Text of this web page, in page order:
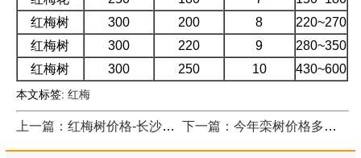
红梅树
300 200 8
220~270
红梅树
300 220 9
280~350
红梅树
300 250 10 430~600
本文标签: 红梅
上一篇：红梅树价格-长沙红梅大型产地报价 下一篇：今年栾树价格多少钱一棵？6公分8公分10公分的规格